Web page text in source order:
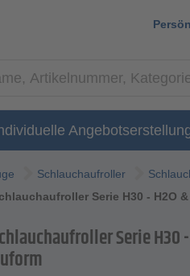
Schlauchaufroller
Serie H30 - H2O
Serie H30